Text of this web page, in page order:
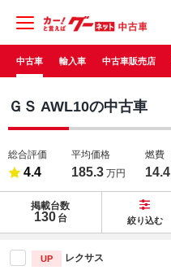
中古車 輸入車 中古車販売店
ＧＳ AWL10の中古車
総合評価
4.4
平均価格
185.3 万円
燃費
14.4
掲載台数
130 台 絞り込む
UP レクサス